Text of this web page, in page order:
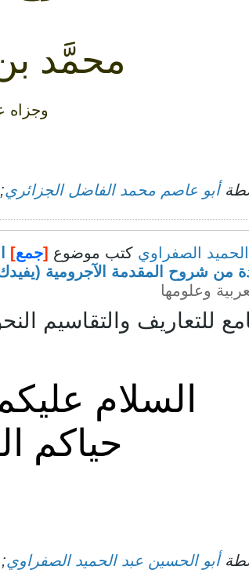
محمَّد
وجزاه
أبو عاصم محمد الفاضل الجزائري
الصفراوي كتب موضوع [جمع]
من شروح المقدمة الآجرومية
وعلومها
للتعاريف والتقاسيم
السلام
حياكم
أبو الحسين عبد الحميد الصفراوي